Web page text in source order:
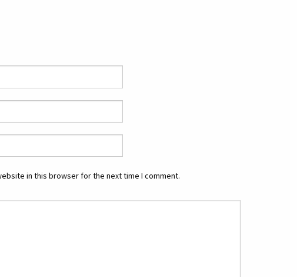
in this browser for the next time I comment.